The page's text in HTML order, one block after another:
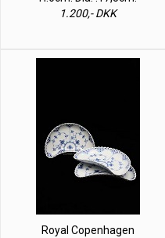
1.200,- DKK
Royal Copenhagen